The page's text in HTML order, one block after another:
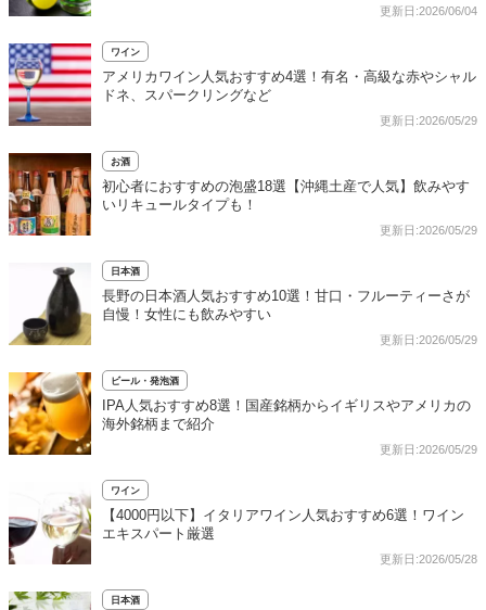
更新日:2026/06/04
ワイン
アメリカワイン人気おすすめ4選！有名・高級な赤やシャル
ドネ、スパークリングなど
更新日:2026/05/29
お酒
初心者におすすめの泡盛18選【沖縄土産で人気】飲みやす
いリキュールタイプも！
更新日:2026/05/29
日本酒
長野の日本酒人気おすすめ10選！甘口・フルーティーさが
自慢！女性にも飲みやすい
更新日:2026/05/29
ビール・発泡酒
IPA人気おすすめ8選！国産銘柄からイギリスやアメリカの
海外銘柄まで紹介
更新日:2026/05/29
ワイン
【4000円以下】イタリアワイン人気おすすめ6選！ワイン
エキスパート厳選
更新日:2026/05/28
日本酒